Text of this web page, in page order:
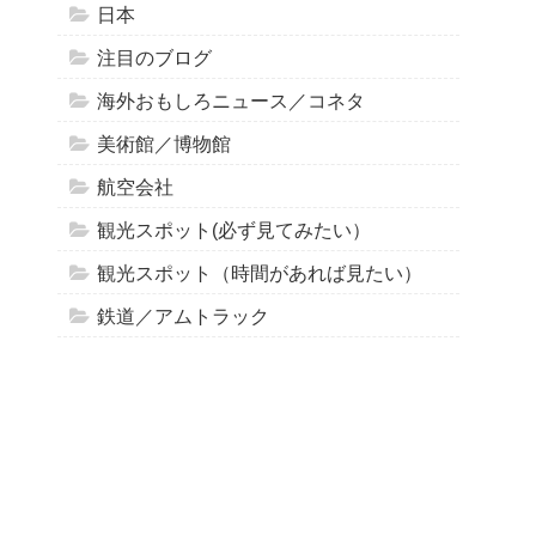
日本
注目のブログ
海外おもしろニュース／コネタ
美術館／博物館
航空会社
観光スポット(必ず見てみたい）
観光スポット（時間があれば見たい）
鉄道／アムトラック